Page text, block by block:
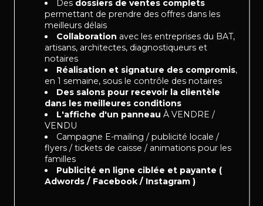
Des dossiers de ventes complets
permettant de prendre des offres dans les
meilleurs délais
Collaboration avec les entreprises du BAT,
artisans, architectes, diagnostiqueurs et
notaires
Réalisation et signature des compromis,
en 1 semaine, sous le contrôle des notaires
Des salons pour recevoir la clientèle
dans les meilleures conditions
L'affiche d'un panneau À VENDRE /
VENDU
Campagne E-mailing / publicité locale /
flyers / tickets de caisse / animations pour les
familles
Publicité en ligne ciblée et payante (
Adwords / Facebook / Instagram )